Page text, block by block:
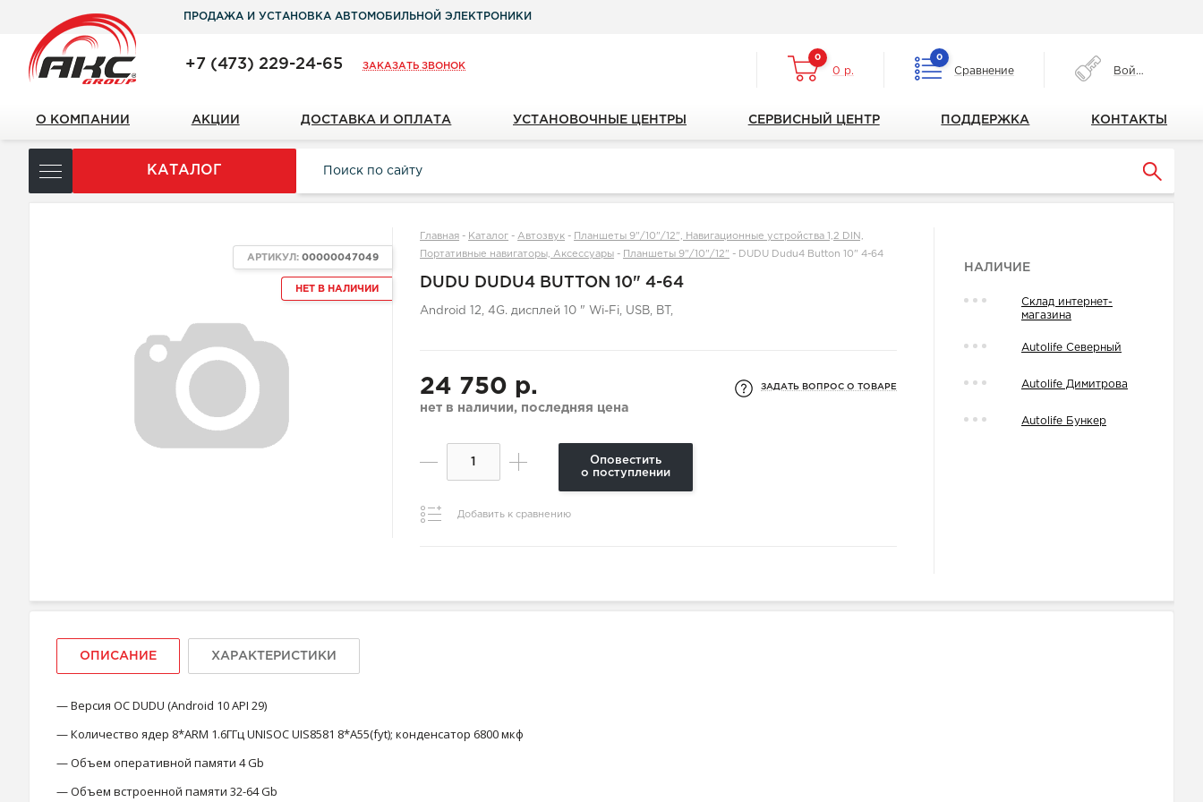
ПРОДАЖА И УСТАНОВКА АВТОМОБИЛЬНОЙ ЭЛЕКТРОНИКИ
+7 (473) 229-24-65 ЗАКАЗАТЬ ЗВОНОК
0
0 р.
0
Сравнение Войти
О КОМПАНИИ АКЦИИ ДОСТАВКА И ОПЛАТА УСТАНОВОЧНЫЕ ЦЕНТРЫ СЕРВИСНЫЙ ЦЕНТР ПОДДЕРЖКА КОНТАКТЫ
КАТАЛОГ
НЕТ В НАЛИЧИИ
АРТИКУЛ:00000047049
Главная - Каталог -Автозвук -
Планшеты 9"/10"/12", Навигационные устройства 1,2 DIN,
Портативные навигаторы, Аксессуары - Планшеты 9"/10"/12" - DUDU Dudu4 Button 10" 4-64
DUDU DUDU4 BUTTON 10" 4-64
Android 12, 4G. дисплей 10 " Wi-Fi, USB, BT,
24 750 р.
нет в наличии, последняя цена
ЗАДАТЬ ВОПРОС О ТОВАРЕ
Оповестить
о поступлении
Добавить к сравнению
НАЛИЧИЕ
Склад интернет-
магазина
Autolife Северный
Autolife Димитрова
Autolife Бункер
ОПИСАНИЕ ХАРАКТЕРИСТИКИ
— Версия ОС DUDU (Android 10 API 29)
— Количество ядер 8*ARM 1.6ГГц UNISOC UIS8581 8*A55(fyt); конденсатор 6800 мкф
— Объем оперативной памяти 4 Gb
— Объем встроенной памяти 32-64 Gb